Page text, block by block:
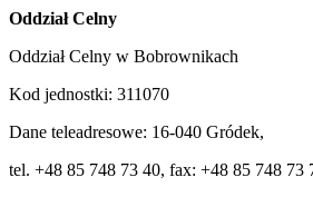
Oddział Celny
Oddział Celny w Bobrownikach
Kod jednostki: 311070
Dane teleadresowe: 16-040 Gródek,
tel. +48 85 748 73 40, fax: +48 85 748 73